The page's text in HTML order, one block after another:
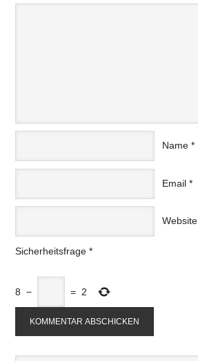
Name *
Email *
Website
Sicherheitsfrage *
8 − = 2